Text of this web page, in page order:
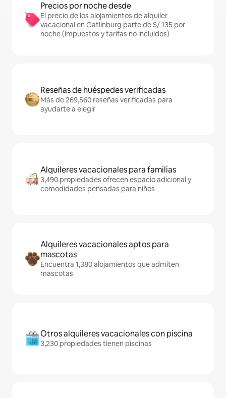
Precios por noche desde
El precio de los alojamientos de alquiler
vacacional en Gatlinburg parte de S/ 135 por
noche (impuestos y tarifas no incluidos)
Reseñas de huéspedes verificadas
Más de 269,560 reseñas verificadas para
ayudarte a elegir
Alquileres vacacionales para familias
3,490 propiedades ofrecen espacio adicional y
comodidades pensadas para niños
Alquileres vacacionales aptos para
mascotas
Encuentra 1,380 alojamientos que admiten
mascotas
Otros alquileres vacacionales con piscina
3,230 propiedades tienen piscinas